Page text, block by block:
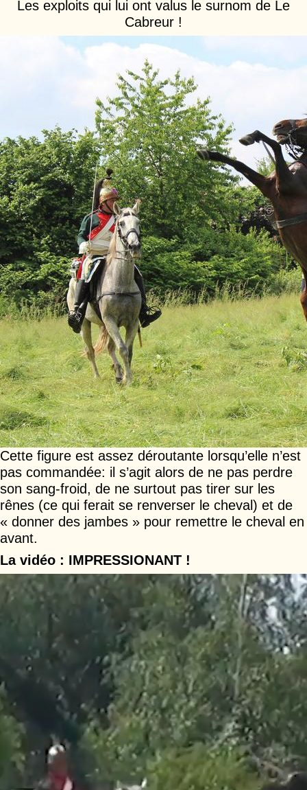
Les exploits qui lui ont valus le surnom de Le
Cabreur !
Cette figure est assez déroutante lorsqu’elle n’est
pas commandée: il s’agit alors de ne pas perdre
son sang-froid, de ne surtout pas tirer sur les
rênes (ce qui ferait se renverser le cheval) et de
« donner des jambes » pour remettre le cheval en
avant.
La vidéo : IMPRESSIONANT !